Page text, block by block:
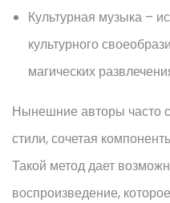
Культурная музыка –
культурного
магических
Нынешние авторы часто
стили, сочетая
Такой метод дает
воспроизведение,